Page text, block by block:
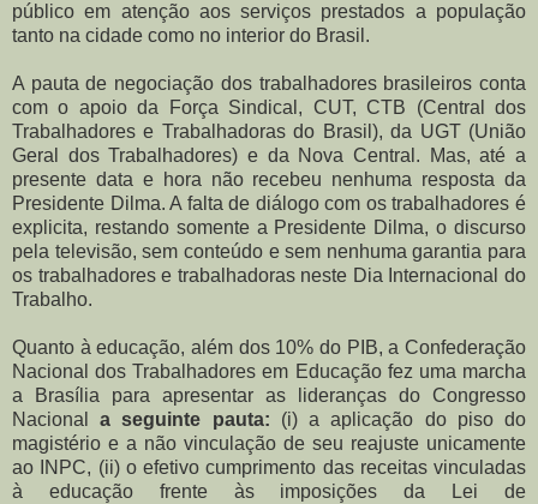
público em atenção aos serviços prestados a população
tanto na cidade como no interior do Brasil.
A pauta de negociação dos trabalhadores brasileiros conta
com o apoio da Força Sindical, CUT, CTB (Central dos
Trabalhadores e Trabalhadoras do Brasil), da UGT (União
Geral dos Trabalhadores) e da Nova Central. Mas, até a
presente data e hora não recebeu nenhuma resposta da
Presidente Dilma. A falta de diálogo com os trabalhadores é
explicita, restando somente a Presidente Dilma, o discurso
pela televisão, sem conteúdo e sem nenhuma garantia para
os trabalhadores e trabalhadoras neste Dia Internacional do
Trabalho.
Quanto à educação, além dos 10% do PIB, a Confederação
Nacional dos Trabalhadores em Educação fez uma marcha
a Brasília para apresentar as lideranças do Congresso
Nacionala seguinte pauta: (i) a aplicação do piso do
magistério e a não vinculação de seu reajuste unicamente
ao INPC, (ii) o efetivo cumprimento das receitas vinculadas
à educação frente às imposições da Lei de